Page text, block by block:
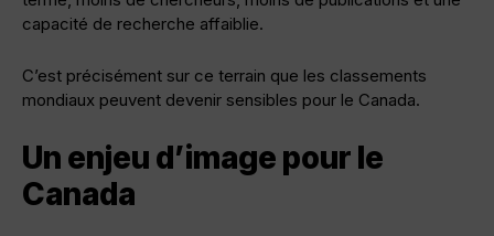
capacité de recherche affaiblie.
C’est précisément sur ce terrain que les classements
mondiaux peuvent devenir sensibles pour le Canada.
Un enjeu d’image pour le
Canada